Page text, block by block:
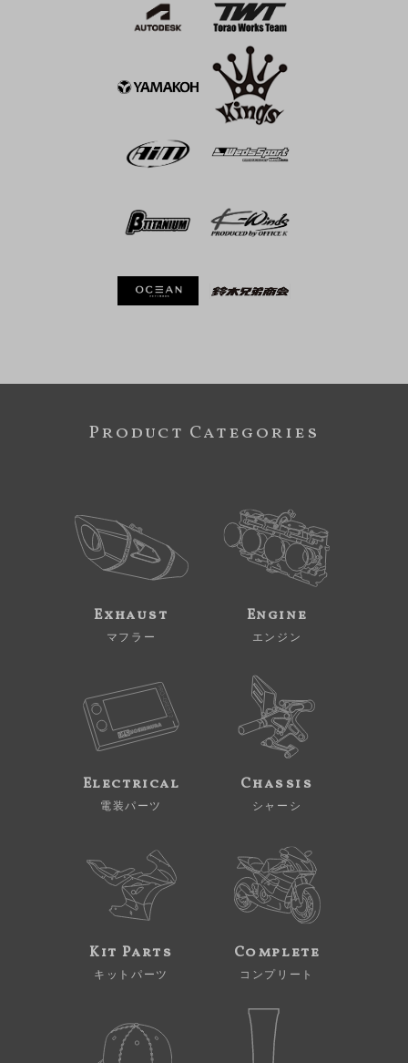
Product Categories
Exhaust
マフラー
Engine
エンジン
Electrical
電装パーツ
Chassis
シャーシ
Kit Parts
キットパーツ
Complete
コンプリート